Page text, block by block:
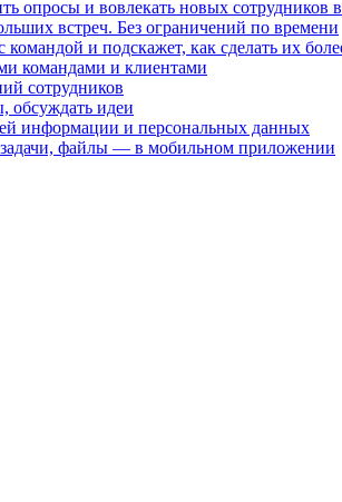
опросы и вовлекать новых сотрудников
встреч. Без ограничений по времени
и подскажет, как сделать их
командами и клиентами
сотрудников
обсуждать идеи
информации и персональных данных
файлы — в мобильном приложении